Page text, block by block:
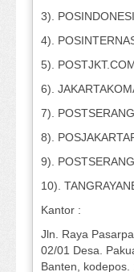
3).
4).
5).
6).
7).
8).
9).
10).
Kantor :
Jln. Raya
02/01 Desa.
Banten, kodepos.